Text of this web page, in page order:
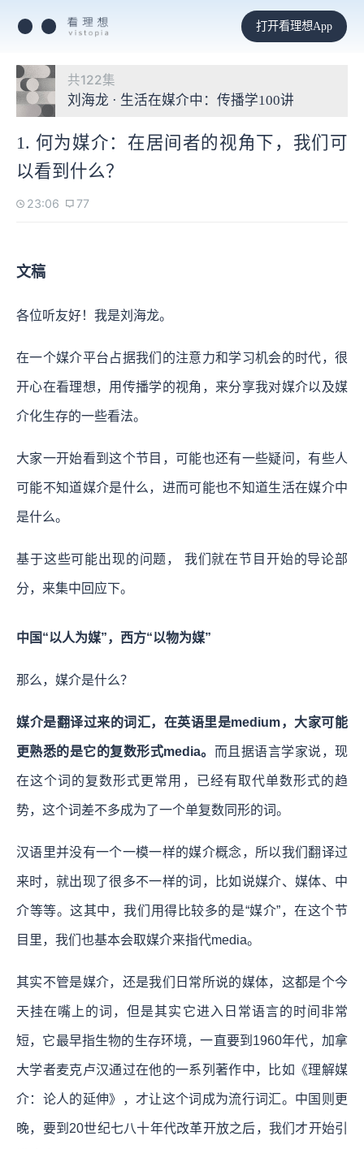
打开看理想App
共122集
刘海龙 · 生活在媒介中：传播学100讲
1. 何为媒介：在居间者的视角下，我们可
以看到什么？
23:06 77
文稿
各位听友好！我是刘海龙。
在一个媒介平台占据我们的注意力和学习机会的时代，很
开心在看理想，用传播学的视角，来分享我对媒介以及媒
介化生存的一些看法。
大家一开始看到这个节目，可能也还有一些疑问，有些人
可能不知道媒介是什么，进而可能也不知道生活在媒介中
是什么。
基于这些可能出现的问题， 我们就在节目开始的导论部
分，来集中回应下。
中国“以人为媒”，西方“以物为媒”
那么，媒介是什么？
媒介是翻译过来的词汇，在英语里是medium，大家可能
更熟悉的是它的复数形式media。 而且据语言学家说，现
在这个词的复数形式更常用，已经有取代单数形式的趋
势，这个词差不多成为了一个单复数同形的词。
汉语里并没有一个一模一样的媒介概念，所以我们翻译过
来时，就出现了很多不一样的词，比如说媒介、媒体、中
介等等。这其中，我们用得比较多的是“媒介”，在这个节
目里，我们也基本会取媒介来指代media。
其实不管是媒介，还是我们日常所说的媒体，这都是个今
天挂在嘴上的词，但是其实它进入日常语言的时间非常
短，它最早指生物的生存环境，一直要到1960年代，加拿
大学者麦克卢汉通过在他的一系列著作中，比如《理解媒
介：论人的延伸》，才让这个词成为流行词汇。中国则更
晚，要到20世纪七八十年代改革开放之后，我们才开始引